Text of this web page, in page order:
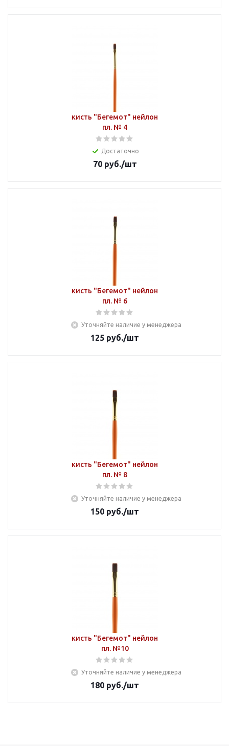
кисть "Бегемот" нейлон
пл. № 4
Достаточно
70руб./шт
кисть "Бегемот" нейлон
пл. № 6
Уточняйте наличие у менеджера
125 руб./шт
кисть "Бегемот" нейлон
пл. № 8
Уточняйте наличие у менеджера
150 руб./шт
кисть "Бегемот" нейлон
пл. №10
Уточняйте наличие у менеджера
180 руб./шт